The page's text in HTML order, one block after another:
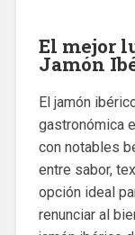
El mejor
Jamón
El jamón
gastronómica
con notables
entre sabor,
opción ideal
renunciar al